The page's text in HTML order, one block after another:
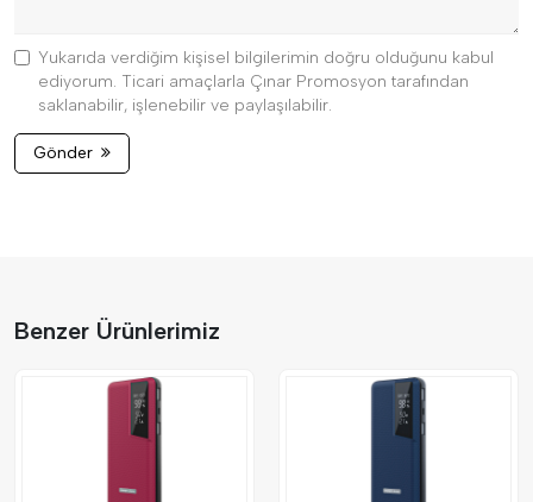
Yukarıda verdiğim kişisel bilgilerimin doğru olduğunu kabul
ediyorum. Ticari amaçlarla Çınar Promosyon tarafından
saklanabilir, işlenebilir ve paylaşılabilir.
Gönder
Benzer Ürünlerimiz